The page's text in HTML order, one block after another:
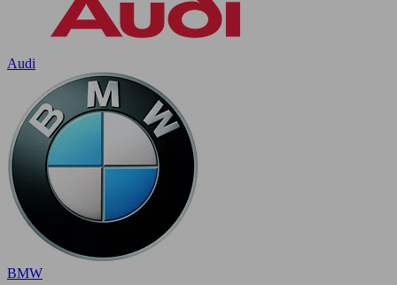
Audi
BMW